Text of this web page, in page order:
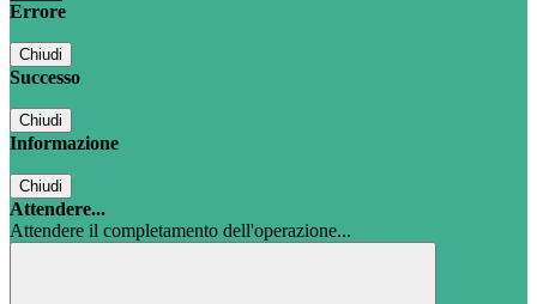
Errore
Chiudi
Successo
Chiudi
Informazione
Chiudi
Attendere...
Attendere il completamento dell'operazione...